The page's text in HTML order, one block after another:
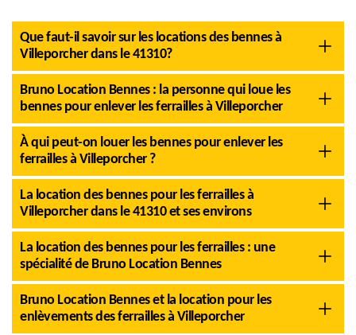
Que faut-il savoir sur les locations des bennes à
Villeporcher dans le 41310?
Bruno Location Bennes : la personne qui loue les
bennes pour enlever les ferrailles à Villeporcher
À qui peut-on louer les bennes pour enlever les
ferrailles à Villeporcher ?
La location des bennes pour les ferrailles à
Villeporcher dans le 41310 et ses environs
La location des bennes pour les ferrailles : une
spécialité de Bruno Location Bennes
Bruno Location Bennes et la location pour les
enlèvements des ferrailles à Villeporcher